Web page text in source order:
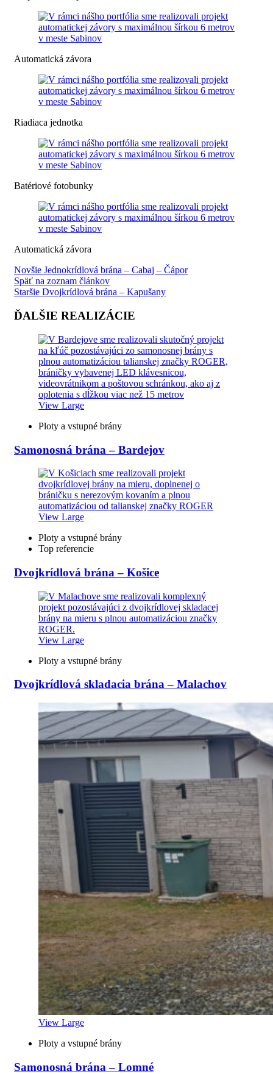
Automatická závora
Riadiaca jednotka
Batériové fotobunky
Automatická závora
Novšie Jednokrídlová brána – Cabaj – Čápor
Späť na zoznam článkov
Staršie Dvojkrídlová brána – Kapušany
ĎALŠIE REALIZÁCIE
View Large
Ploty a vstupné brány
Samonosná brána – Bardejov
View Large
Ploty a vstupné brány
Top referencie
Dvojkrídlová brána – Košice
View Large
Ploty a vstupné brány
Dvojkrídlová skladacia brána – Malachov
View Large
Ploty a vstupné brány
Samonosná brána – Lomné